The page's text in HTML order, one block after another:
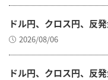
ドル円、クロス円、反発
2026/08/06
ドル円、クロス円、反